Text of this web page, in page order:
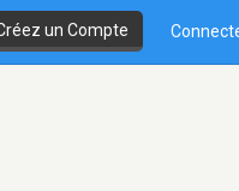
un Compte